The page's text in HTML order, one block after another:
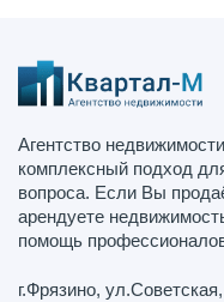
Агентство
комплексный подход
вопроса. Если Вы
арендуете
помощь
г.Фрязино,